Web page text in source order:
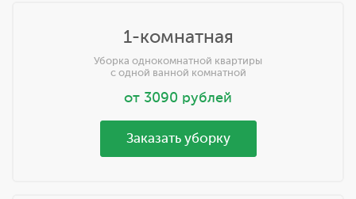
1-комнатная
Уборка однокомнатной квартиры
с одной ванной комнатной
от 3090 рублей
Заказать уборку